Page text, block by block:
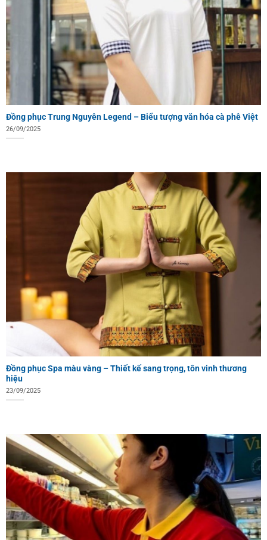
Đồng phục Trung Nguyên Legend – Biểu tượng văn hóa cà phê Việt
26/09/2025
Đồng phục Spa màu vàng – Thiết kế sang trọng, tôn vinh thương
hiệu
23/09/2025